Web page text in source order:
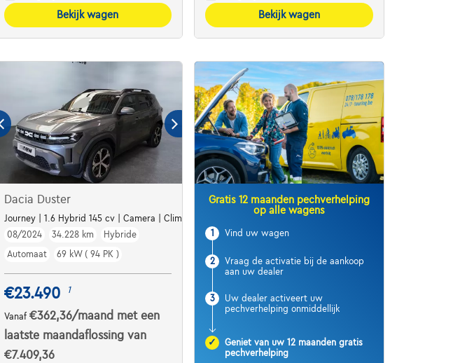
Bekijk wagen
Bekijk wagen
Dacia Duster
Journey | 1.6 Hybrid 145 cv | Camera | Clim | Carplay | Cruise
08/2024
34.228 km
Hybride
Automaat
69 kW ( 94 PK )
€23.490 1
Vanaf €362,36/maand met een
laatste maandaflossing van
€7.409,36
Gratis 12 maanden pechverhelping
op alle wagens
1 Vind uw wagen
2
Vraag de activatie bij de aankoop
aan uw dealer
3
Uw dealer activeert uw
pechverhelping onmiddellijk
✓
Geniet van uw 12 maanden gratis
pechverhelping